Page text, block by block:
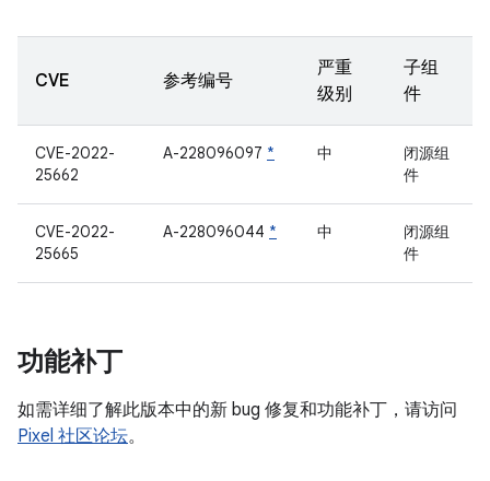
CVE 参考编号
严重
级别
子组
件
CVE-2022-
25662
A-228096097 * 中
闭源组
件
CVE-2022-
25665
A-228096044 * 中
闭源组
件
功能补丁
如需详细了解此版本中的新 bug 修复和功能补丁，请访问
Pixel 社区论坛。